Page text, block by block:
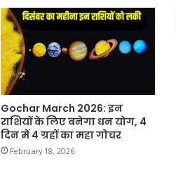
Gochar March 2026: इन
राशियों के लिए बनेगा धन योग, 4
दिन में 4 ग्रहों का महा गोचर
February 18, 2026